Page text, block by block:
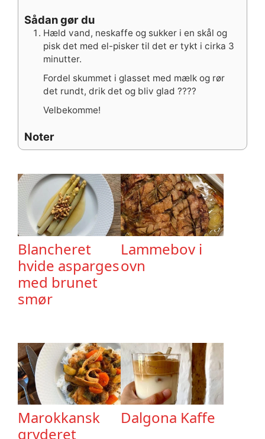
Sådan gør du
Hæld vand, neskaffe og sukker i en skål og
pisk det med el-pisker til det er tykt i cirka 3
minutter.
Fordel skummet i glasset med mælk og rør
det rundt, drik det og bliv glad ???‍?
Velbekomme!
Noter
Blancheret
hvide asparges
med brunet
smør
Lammebov i
ovn
Marokkansk
gryderet
Dalgona Kaffe